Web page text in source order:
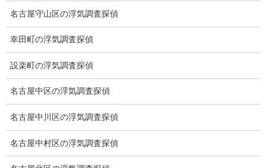
調査費用と調査日数の目安
浮気調査料金の比較例
GPS検索調査
GPS調査
車両調査
名古屋守山区の浮気調査探偵
幸田町の浮気調査探偵
設楽町の浮気調査探偵
名古屋中区の浮気調査探偵
名古屋中川区の浮気調査探偵
名古屋中村区の浮気調査探偵